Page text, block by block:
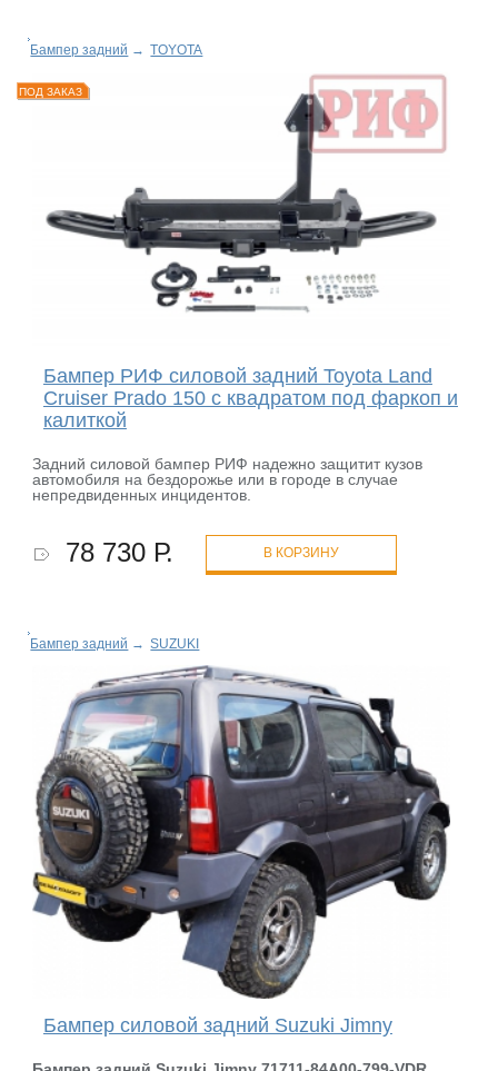
Бампер задний → TOYOTA
ПОД ЗАКАЗ
Бампер РИФ силовой задний Toyota Land
Cruiser Prado 150 c квадратом под фаркоп и
калиткой
Задний силовой бампер РИФ надежно защитит кузов
автомобиля на бездорожье или в городе в случае
непредвиденных инцидентов.
78 730 Р. В КОРЗИНУ
Бампер задний → SUZUKI
Бампер силовой задний Suzuki Jimny